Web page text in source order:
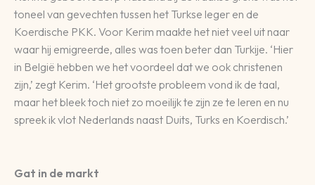
toneel van gevechten tussen het Turkse leger en de
Koerdische PKK. Voor Kerim maakte het niet veel uit naar
waar hij emigreerde, alles was toen beter dan Turkije. ‘Hier
in België hebben we het voordeel dat we ook christenen
zijn,’ zegt Kerim. ‘Het grootste probleem vond ik de taal,
maar het bleek toch niet zo moeilijk te zijn ze te leren en nu
spreek ik vlot Nederlands naast Duits, Turks en Koerdisch.’
Gat in de markt